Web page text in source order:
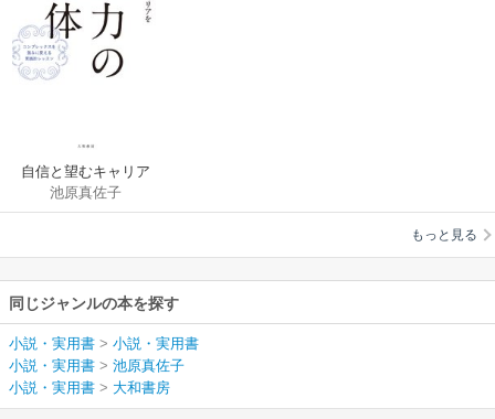
自信と望むキャリア
を手に入れる 魅力の
正体
池原真佐子
もっと見る
同じジャンルの本を探す
小説・実用書 > 小説・実用書
小説・実用書 > 池原真佐子
小説・実用書 > 大和書房